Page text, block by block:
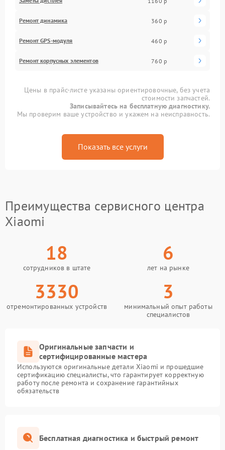
Ремонт динамика 360 р
Ремонт GPS-модуля 460 р
Ремонт корпусных элементов 760 р
Цены в прайс-листе указаны ориентировочные, без учета
стоимости запчастей.
Записывайтесь на бесплатную диагностику.
Мы проверим ваше устройство и укажем на неисправность.
Показать все услуги
Преимущества сервисного центра
Xiaomi
18
сотрудников в штате
6
лет на рынке
3330
отремонтированных устройств
3
минимальный опыт работы
специалистов
Оригинальные запчасти и
сертифицированные мастера
Используются оригинальные детали Xiaomi и прошедшие
сертификацию специалисты, что гарантирует корректную
работу после ремонта и сохранение гарантийных
обязательств
Бесплатная диагностика и быстрый ремонт